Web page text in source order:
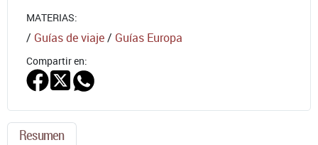
MATERIAS:
/ Guías de viaje/ Guías Europa
Compartir en:
Resumen